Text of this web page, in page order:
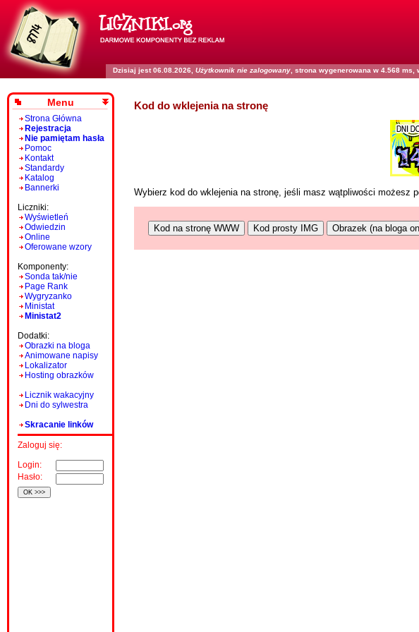
Dzisiaj jest 06.08.2026, Użytkownik nie zalogowany , strona wygenerowana w 4.568 ms,
Menu
Strona Główna
Rejestracja
Nie pamiętam hasła
Pomoc
Kontakt
Standardy
Katalog
Bannerki
Liczniki:
Wyświetleń
Odwiedzin
Online
Oferowane wzory
Komponenty:
Sonda tak/nie
Page Rank
Wygryzanko
Ministat
Ministat2
Dodatki:
Obrazki na bloga
Animowane napisy
Lokalizator
Hosting obrazków
Licznik wakacyjny
Dni do sylwestra
Skracanie linków
Zaloguj się:
Login:
Hasło:
Kod do wklejenia na stronę
Wybierz kod do wklejenia na stronę, jeśli masz wątpliwości możesz
Kod na stronę WWW Kod prosty IMG Obrazek (na bloga